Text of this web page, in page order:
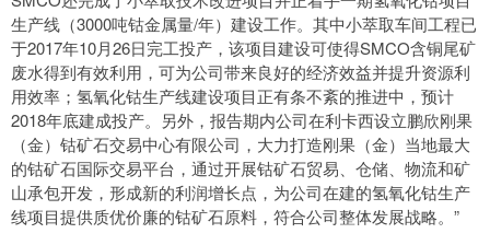
生产线（3000吨钴金属量/年）建设工作。其中小萃取车间工程已
于2017年10月26日完工投产，该项目建设可使得SMCO含铜尾矿
废水得到有效利用，可为公司带来良好的经济效益并提升资源利
用效率；氢氧化钴生产线建设项目正有条不紊的推进中，预计
2018年底建成投产。另外，报告期内公司在利卡西设立鹏欣刚果
（金）钴矿石交易中心有限公司，大力打造刚果（金）当地最大
的钴矿石国际交易平台，通过开展钴矿石贸易、仓储、物流和矿
山承包开发，形成新的利润增长点，为公司在建的氢氧化钴生产
线项目提供质优价廉的钴矿石原料，符合公司整体发展战略。”